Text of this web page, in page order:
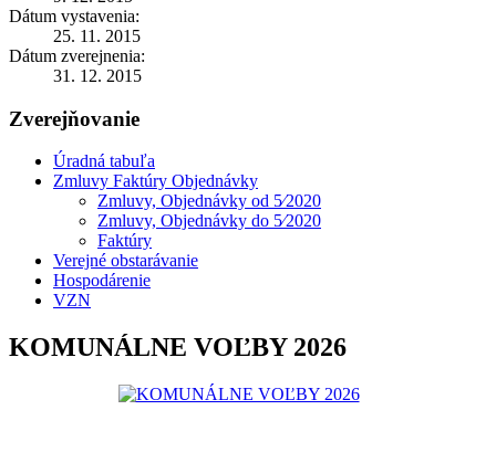
Dátum vystavenia:
25. 11. 2015
Dátum zverejnenia:
31. 12. 2015
Zverejňovanie
Úradná tabuľa
Zmluvy Faktúry Objednávky
Zmluvy, Objednávky od 5⁄2020
Zmluvy, Objednávky do 5⁄2020
Faktúry
Verejné obstarávanie
Hospodárenie
VZN
KOMUNÁLNE VOĽBY 2026